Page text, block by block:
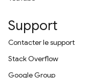
Support
Contacter le support
Stack Overflow
Google Group